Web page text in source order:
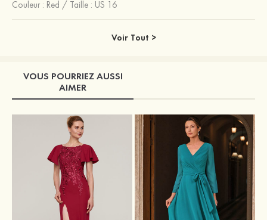
Couleur : Red / Taille : US 16
Voir Tout >
VOUS POURRIEZ AUSSI
AIMER